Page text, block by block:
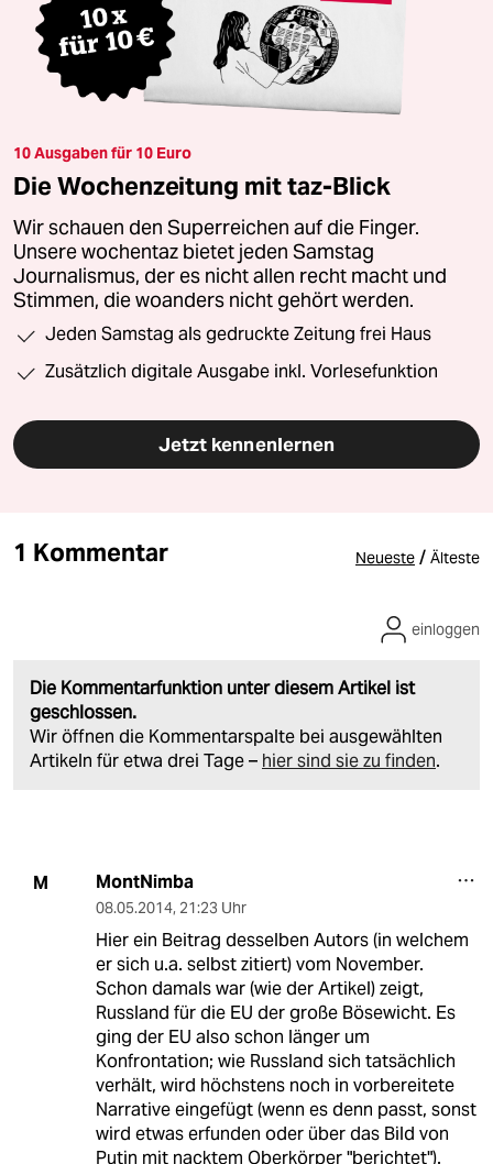
10 Ausgaben für 10 Euro
Die Wochenzeitung mit taz-Blick
Wir schauen den Superreichen auf die Finger.
Unsere wochentaz bietet jeden Samstag
Journalismus, der es nicht allen recht macht und
Stimmen, die woanders nicht gehört werden.
Jeden Samstag als gedruckte Zeitung frei Haus
Zusätzlich digitale Ausgabe inkl. Vorlesefunktion
Jetzt kennenlernen
1 Kommentar Neueste / Älteste
Die Kommentarfunktion unter diesem Artikel ist
geschlossen.
Wir öffnen die Kommentarspalte bei ausgewählten
Artikeln für etwa drei Tage – hier sind sie zu finden.
einloggen
M MontNimba
08.05.2014, 21:23 Uhr
Hier ein Beitrag desselben Autors (in welchem
er sich u.a. selbst zitiert) vom November.
Schon damals war (wie der Artikel) zeigt,
Russland für die EU der große Bösewicht. Es
ging der EU also schon länger um
Konfrontation; wie Russland sich tatsächlich
verhält, wird höchstens noch in vorbereitete
Narrative eingefügt (wenn es denn passt, sonst
wird etwas erfunden oder über das Bild von
Putin mit nacktem Oberkörper "berichtet").